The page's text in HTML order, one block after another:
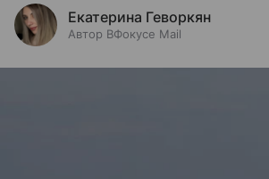
Екатерина Геворкян
Автор ВФокусе Mail